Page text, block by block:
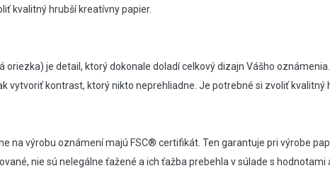
kvalitný hrubší kreatívny papier.
oriezka) je detail, ktorý dokonale doladí celkový dizajn Vášho
vytvoriť kontrast, ktorý nikto neprehliadne. Je potrebné si zvoliť kvalitný
na výrobu oznámení majú FSC® certifikát. Ten garantuje pri výrobe
nie sú nelegálne ťažené a ich ťažba prebehla v súlade s hodnotami